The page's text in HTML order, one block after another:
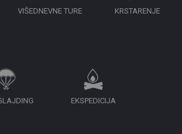
VIŠEDNEVNE TURE KRSTARENJE
EKSPEDICIJA